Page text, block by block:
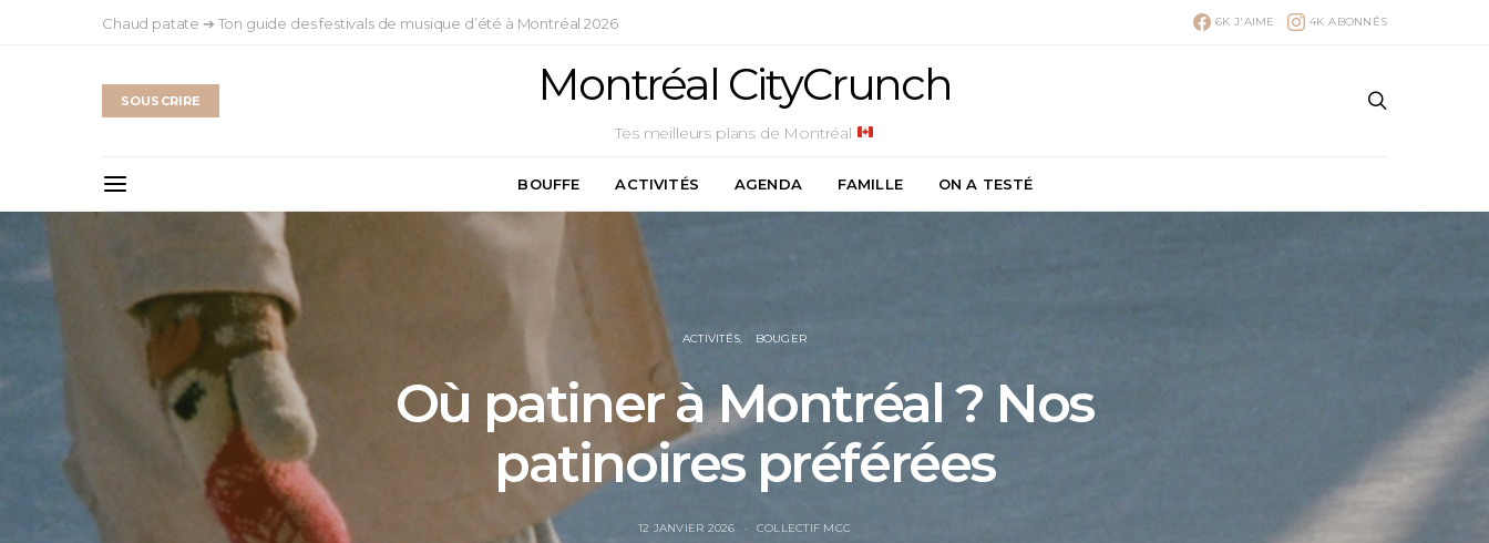
Chaud patate ➔ Ton guide des festivals de musique d’été à Montréal 2026 6K J'AIME 4K ABONNÉS
SOUSCRIRE Montréal CityCrunch
Tes meilleurs plans de Montréal
BOUFFE ACTIVITÉS AGENDA FAMILLE ON A TESTÉ
ACTIVITÉS BOUGER
Où patiner à Montréal ? Nos
patinoires préférées
12 JANVIER 2026 COLLECTIF MCC